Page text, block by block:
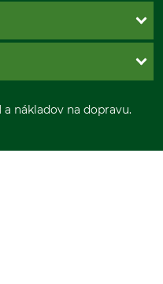
nákladov na dopravu.